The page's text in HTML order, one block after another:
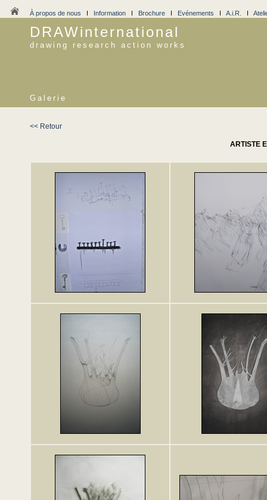
À propos de nous I Information I Brochure I Evénements I A.i.R. I
DRAWinternational
drawing research action works
Galerie
<< Retour
ARTISTE